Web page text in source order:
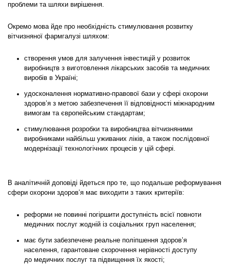
проблеми та шляхи вирішення.
Окремо мова йде про необхідність стимулювання розвитку
вітчизняної фармгалузі шляхом:
створення умов для залучення інвестицій у розвиток
виробництв з виготовлення лікарських засобів та медичних
виробів в Україні;
удосконалення нормативно-правової бази у сфері охорони
здоров’я з метою забезпечення її відповідності міжнародним
вимогам та європейським стандартам;
стимулювання розробки та виробництва віт­чизняними
виробниками найбільш уживаних ліків, а також послідовної
модернізації технологічних процесів у цій сфері.
В аналітичній доповіді йдеться про те, що подальше реформування
сфери охорони здоров’я має виходити з таких критеріїв:
реформи не повинні погіршити доступність всієї повноти
медичних послуг жодній із соціальних груп населення;
має бути забезпечене реальне поліпшення здоров’я
населення, гарантоване скорочення нерівності доступу
до медичних послуг та підвищення їх якості;